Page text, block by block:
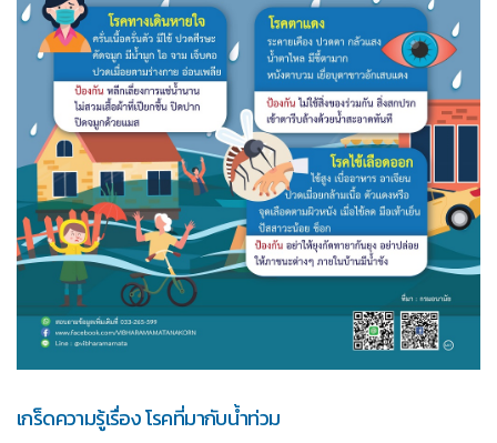
เกร็ดความรู้เรื่อง โรคที่มากับน้ำท่วม